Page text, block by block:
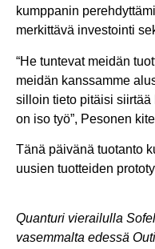
kumppanin
merkittävä investointi
“He tuntevat meidän
meidän kanssamme
silloin tieto pitäisi
on iso työ”, Pesonen
Tänä päivänä tuotanto
uusien tuotteiden
Quanturi vierailulla
vasemmalta edessä